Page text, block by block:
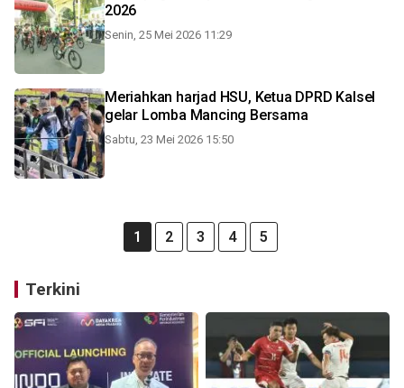
2026
Senin, 25 Mei 2026 11:29
Meriahkan harjad HSU, Ketua DPRD Kalsel
gelar Lomba Mancing Bersama
Sabtu, 23 Mei 2026 15:50
1 2 3 4 5
Terkini